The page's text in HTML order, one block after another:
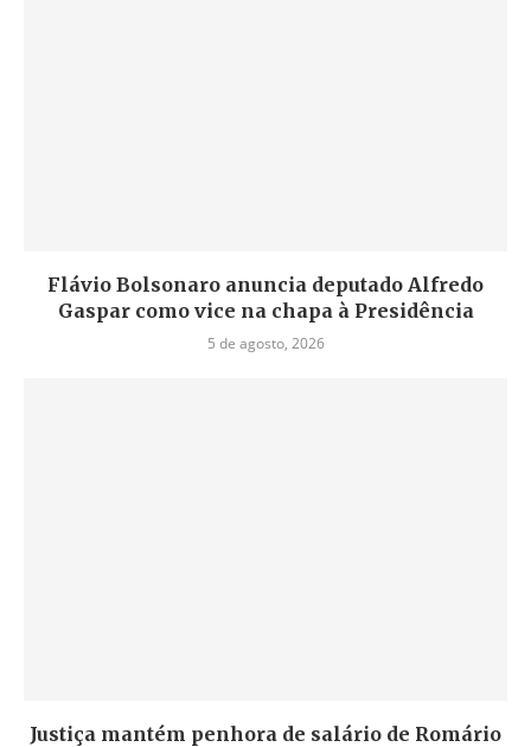
Flávio Bolsonaro anuncia deputado Alfredo
Gaspar como vice na chapa à Presidência
5 de agosto, 2026
Justiça mantém penhora de salário de Romário